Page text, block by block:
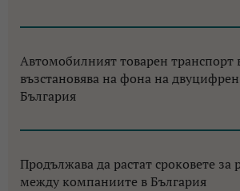
Автомобилният товарен транспорт
възстановява на фона на
България
Продължава да растат сроковете за
между компаниите в България